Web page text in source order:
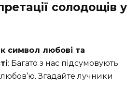
солодощів у
символ любові та
: Багато з нас підсумовують
любов’ю. Згадайте лучники